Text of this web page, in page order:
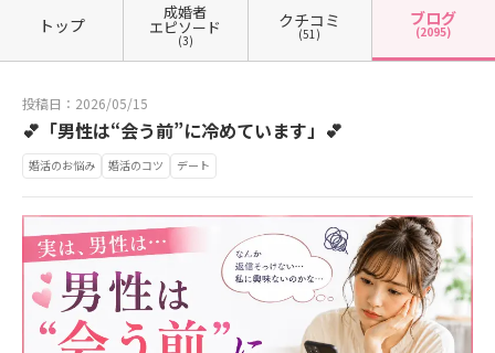
トップ
成婚者
エピソード
(3)
クチコミ
(51)
ブログ
(2095)
投稿日：2026/05/15
💕「男性は“会う前”に冷めています」💕
婚活のお悩み 婚活のコツ デート